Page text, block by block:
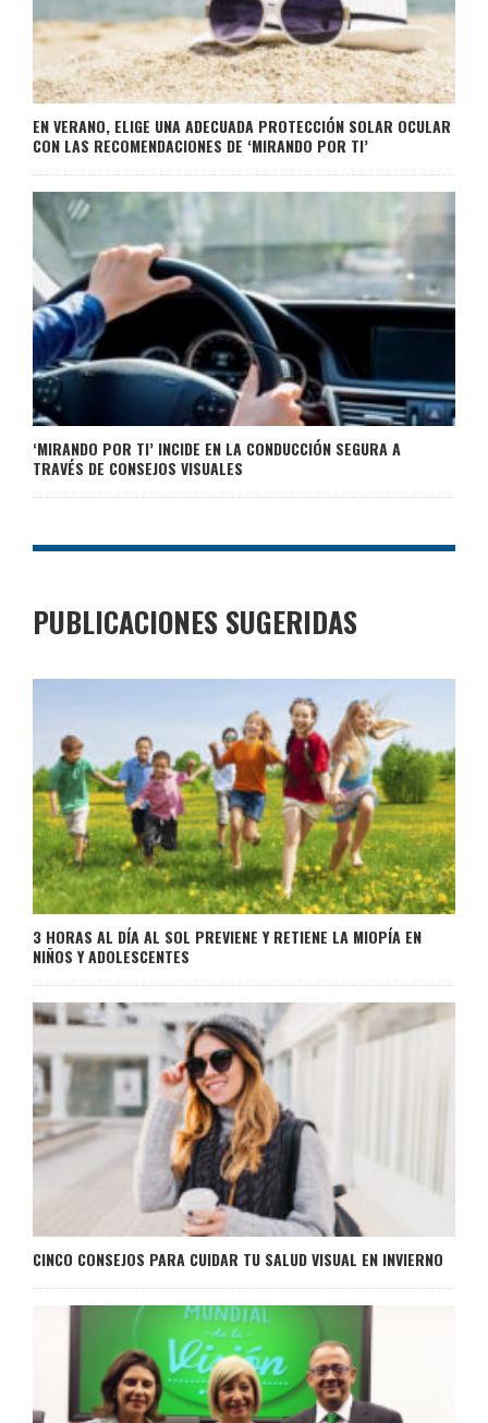
EN VERANO, ELIGE UNA ADECUADA PROTECCIÓN SOLAR OCULAR
CON LAS RECOMENDACIONES DE ‘MIRANDO POR TI’
‘MIRANDO POR TI’ INCIDE EN LA CONDUCCIÓN SEGURA A
TRAVÉS DE CONSEJOS VISUALES
PUBLICACIONES SUGERIDAS
3 HORAS AL DÍA AL SOL PREVIENE Y RETIENE LA MIOPÍA EN
NIÑOS Y ADOLESCENTES
CINCO CONSEJOS PARA CUIDAR TU SALUD VISUAL EN INVIERNO